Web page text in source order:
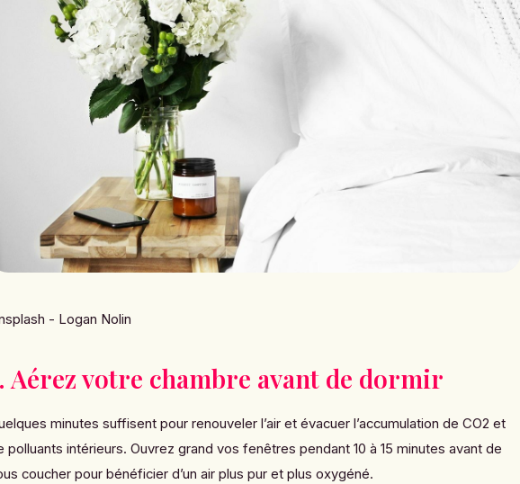
- Logan Nolin
Aérez votre chambre avant de dormir
minutes suffisent pour renouveler l’air et évacuer l’accumulation de CO2 et
polluants intérieurs. Ouvrez grand vos fenêtres pendant 10 à 15 minutes avant de
coucher pour bénéficier d’un air plus pur et plus oxygéné.